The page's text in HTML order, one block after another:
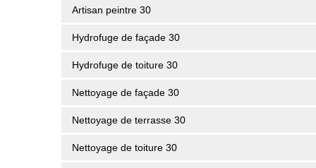
Artisan peintre 30
Hydrofuge de façade 30
Hydrofuge de toiture 30
Nettoyage de façade 30
Nettoyage de terrasse 30
Nettoyage de toiture 30